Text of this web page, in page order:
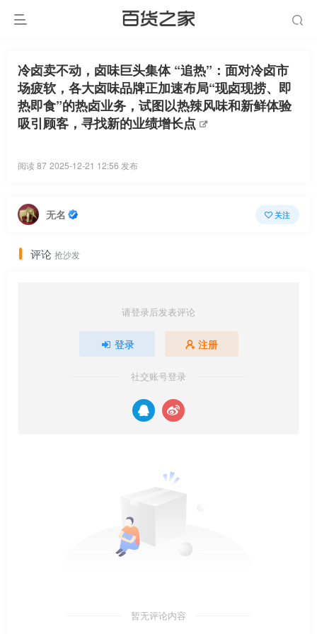
冷卤卖不动，卤味巨头集体 “追热”：面对冷卤市
场疲软，各大卤味品牌正加速布局“现卤现捞、即
热即食”的热卤业务，试图以热辣风味和新鲜体验
吸引顾客，寻找新的业绩增长点
阅读 87 2025-12-21 12:56 发布
无名 关注
评论 抢沙发
请登录后发表评论
登录 注册
社交账号登录
暂无评论内容